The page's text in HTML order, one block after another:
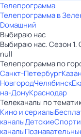
Телепрограмма
Телепрограмма в
Dомашний
Выбираю нас
Выбираю нас. Сезон 1.
null
Телепрограмма по
Санкт-Петербург
НовгородЧелябинск
на-ДонуКраснодар
Телеканалы по
Кино и сериалы
каналыДетские
каналы